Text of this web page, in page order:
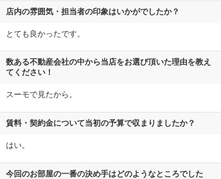
店内の雰囲気・担当者の印象はいかがでしたか？
とても良かったです。
数ある不動産会社の中から当店をお選び頂いた理由を教え
てください！
スーモで見たから。
賃料・契約金について当初の予算で収まりましたか？
はい。
今回のお部屋の一番の決め手はどのようなところでした